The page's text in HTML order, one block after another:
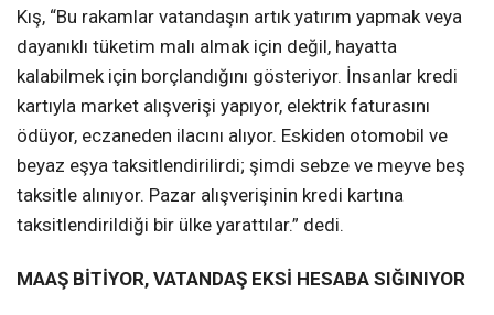
Kış, “Bu rakamlar vatandaşın artık yatırım yapmak veya
dayanıklı tüketim malı almak için değil, hayatta
kalabilmek için borçlandığını gösteriyor. İnsanlar kredi
kartıyla market alışverişi yapıyor, elektrik faturasını
ödüyor, eczaneden ilacını alıyor. Eskiden otomobil ve
beyaz eşya taksitlendirilirdi; şimdi sebze ve meyve beş
taksitle alınıyor. Pazar alışverişinin kredi kartına
taksitlendirildiği bir ülke yarattılar.” dedi.
MAAŞ BİTİYOR, VATANDAŞ EKSİ HESABA SIĞINIYOR